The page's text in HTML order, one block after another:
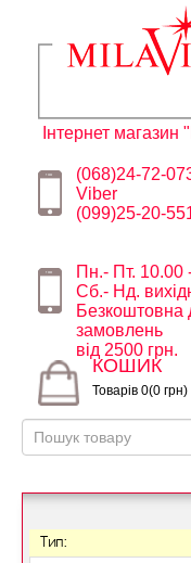
Інтернет
(068)24-72-
Viber
(099)25-20-
Пн.- Пт. 10.00
Сб.- Нд.
Безкоштовна
замовлень
від 2500 грн.
КОШИК
Товарів 0(0 грн)
Тип: